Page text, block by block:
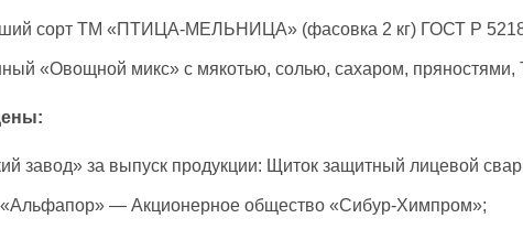
сорт ТМ «ПТИЦА-МЕЛЬНИЦА» (фасовка 2 кг) ГОСТ Р
«Овощной микс» с мякотью, солью, сахаром,
завод» за выпуск продукции: Щиток защитный лицевой
— Акционерное общество «Сибур-Химпром»;